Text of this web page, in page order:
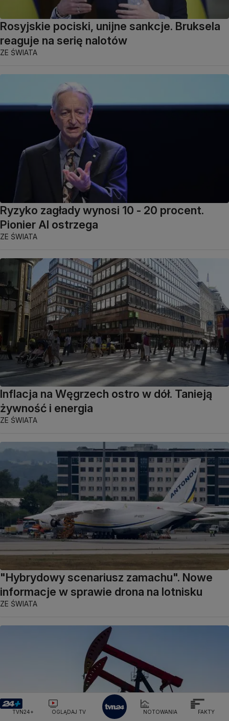
Rosyjskie pociski, unijne sankcje. Bruksela
reaguje na serię nalotów
ZE ŚWIATA
Ryzyko zagłady wynosi 10 - 20 procent.
Pionier AI ostrzega
ZE ŚWIATA
Inflacja na Węgrzech ostro w dół. Tanieją
żywność i energia
ZE ŚWIATA
"Hybrydowy scenariusz zamachu". Nowe
informacje w sprawie drona na lotnisku
ZE ŚWIATA
TVN24+ OGLĄDAJ TV NOTOWANIA FAKTY